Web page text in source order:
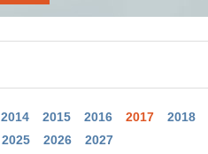
2014 2015 2016 2017 2018
2025 2026 2027